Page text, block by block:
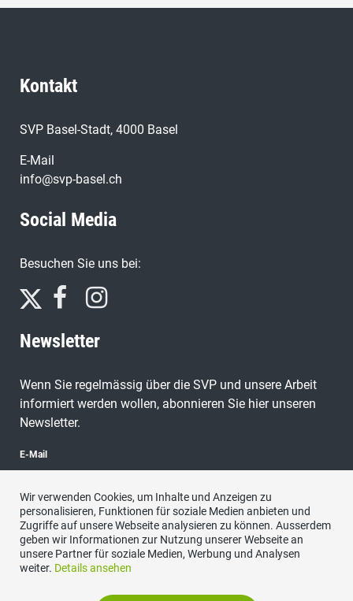
Kontakt
SVP Basel-Stadt, 4000 Basel
E-Mail
info@svp-basel.ch
Social Media
Besuchen Sie uns bei:
Newsletter
Wenn Sie regelmässig über die SVP und unsere Arbeit
informiert werden wollen, abonnieren Sie hier unseren
Newsletter.
E-Mail
abonnieren
Wir verwenden Cookies, um Inhalte und Anzeigen zu
personalisieren, Funktionen für soziale Medien anbieten und
Zugriffe auf unsere Webseite analysieren zu können. Ausserdem
geben wir Informationen zur Nutzung unserer Webseite an
unsere Partner für soziale Medien, Werbung und Analysen
weiter. Details ansehen